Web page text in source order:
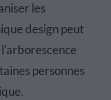
les
design peut
personnes